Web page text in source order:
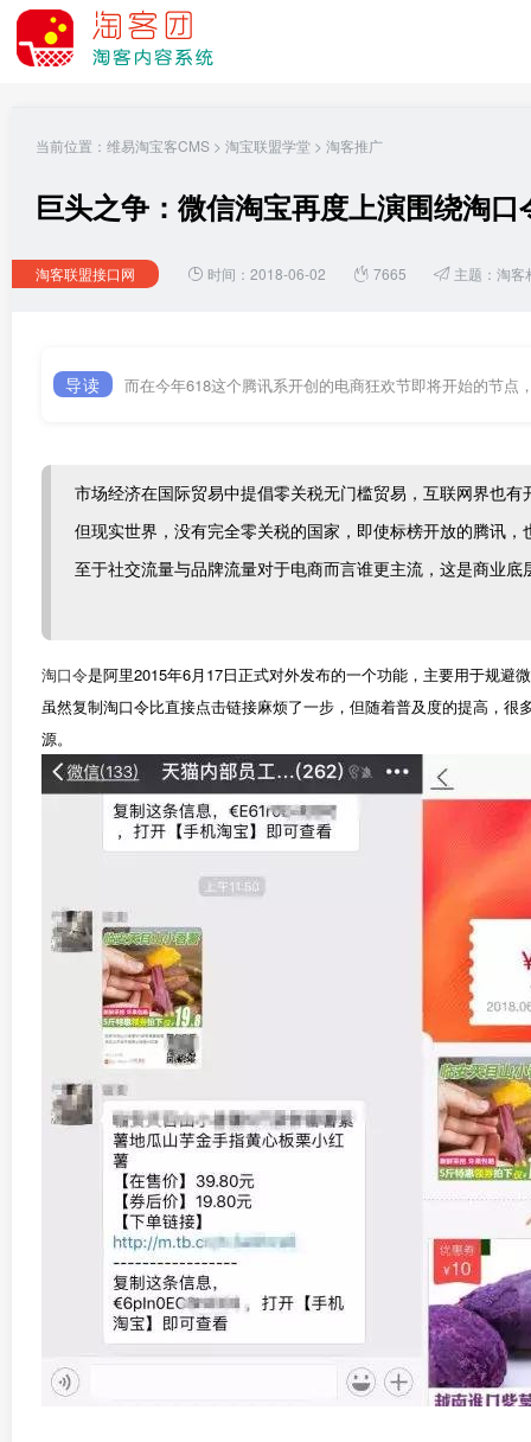
当前位置： 维易淘宝客CMS > 淘宝联盟学堂 > 淘客推广
巨头之争：微信淘宝再度上演围绕淘口
淘客联盟接口网 时间：2018-06-02 7665 主题： 淘客
导读 而在今年618这个腾讯系开创的电商狂欢节即将开始的节点
市场经济在国际贸易中提倡零关税无门槛贸易，互联网界也
但现实世界，没有完全零关税的国家，即使标榜开放的腾讯
至于社交流量与品牌流量对于电商而言谁更主流，这是商业
淘口令是阿里2015年6月17日正式对外发布的一个功能，主要用于规避
虽然复制淘口令比直接点击链接麻烦了一步，但随着普及度的提高，
源。